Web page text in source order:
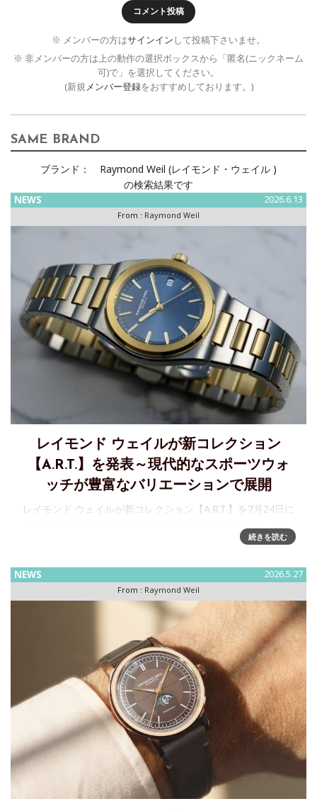
コメント投稿
※ メンバーの方はサインイン して投稿下さいませ。
※ 非メンバーの方は上の動作の選択ボックスから「匿名(ニックネーム
可)で」を選択してください。
(新規メンバー登録をおすすめしております。)
SAME BRAND
ブランド：
Raymond Weil (レイモンド・ウェイル )
の検索結果です
NEWS 2026.6.13
From : Raymond Weil
レイモンド ウェイルが新コレクション
【A.R.T.】を発表～現代的なスポーツウォ
ッチが豊富なバリエーションで展開
レイモンド ウェイルが新コレクション【A.R.T.】を7月24日に
ォッチコレクションが誕生スイス高級時計ブランド
新たな
続きを読む
NEWS 2026.5.27
From : Raymond Weil